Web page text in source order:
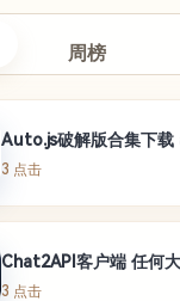
周榜
Auto.js破解版合集下
3 点击
Chat2API客户端 任何
3 点击